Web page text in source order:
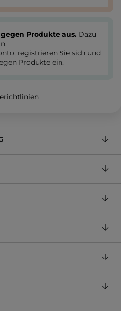
Produkte aus. Dazu
registrieren Sie sich und
Produkte ein.